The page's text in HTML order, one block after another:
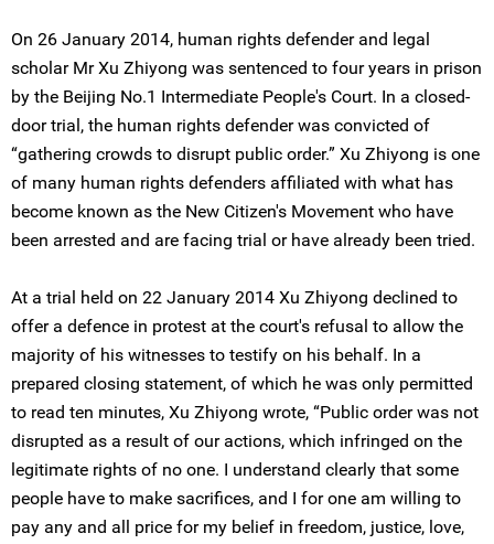
On 26 January 2014, human rights defender and legal
scholar Mr Xu Zhiyong was sentenced to four years in prison
by the Beijing No.1 Intermediate People's Court. In a closed-
door trial, the human rights defender was convicted of
“gathering crowds to disrupt public order.” Xu Zhiyong is one
of many human rights defenders affiliated with what has
become known as the New Citizen's Movement who have
been arrested and are facing trial or have already been tried.
At a trial held on 22 January 2014 Xu Zhiyong declined to
offer a defence in protest at the court's refusal to allow the
majority of his witnesses to testify on his behalf. In a
prepared closing statement, of which he was only permitted
to read ten minutes, Xu Zhiyong wrote, “Public order was not
disrupted as a result of our actions, which infringed on the
legitimate rights of no one. I understand clearly that some
people have to make sacrifices, and I for one am willing to
pay any and all price for my belief in freedom, justice, love,